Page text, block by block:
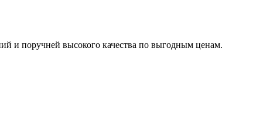
и поручней высокого качества по выгодным ценам.